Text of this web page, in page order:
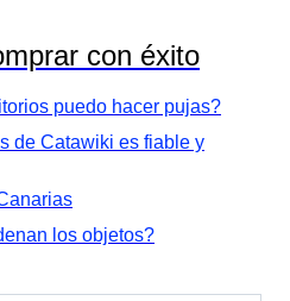
con éxito
puedo hacer pujas?
de Catawiki es fiable y
los objetos?